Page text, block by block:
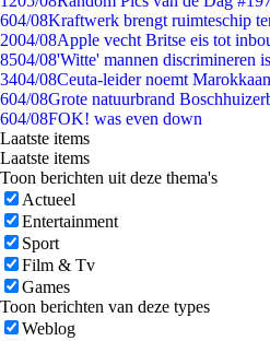
604/08Kraftwerk brengt ruimteschip
2004/08Apple vecht Britse eis tot
8504/08'Witte' mannen discrimineren
3404/08Ceuta-leider noemt
604/08Grote natuurbrand
604/08FOK! was even down
Laatste items
Laatste items
Toon berichten uit deze thema's
Actueel
Entertainment
Sport
Film & Tv
Games
Toon berichten van deze types
Weblog